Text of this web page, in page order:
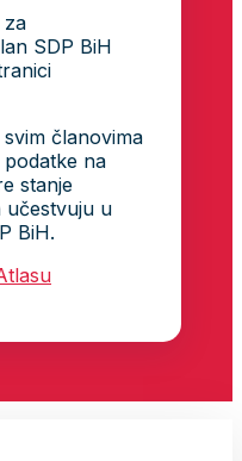
za
SDP BiH
članovima
na
stanje
učestvuju u
BiH.